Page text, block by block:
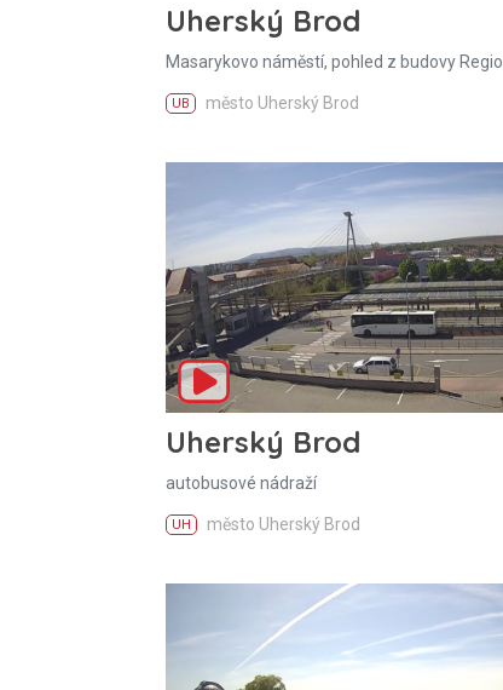
Uherský Brod
Masarykovo náměstí, pohled z budovy Regio
UB město Uherský Brod
Uherský Brod
autobusové nádraží
UH město Uherský Brod